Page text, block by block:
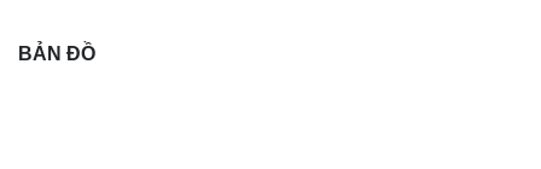
BẢN ĐỒ